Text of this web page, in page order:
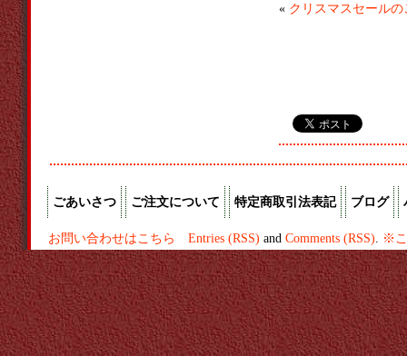
« クリスマスセール
ごあいさつ ご注文について 特定商取引法表記 ブログ
お問い合わせはこちら Entries (RSS) and Comments (RSS) ※